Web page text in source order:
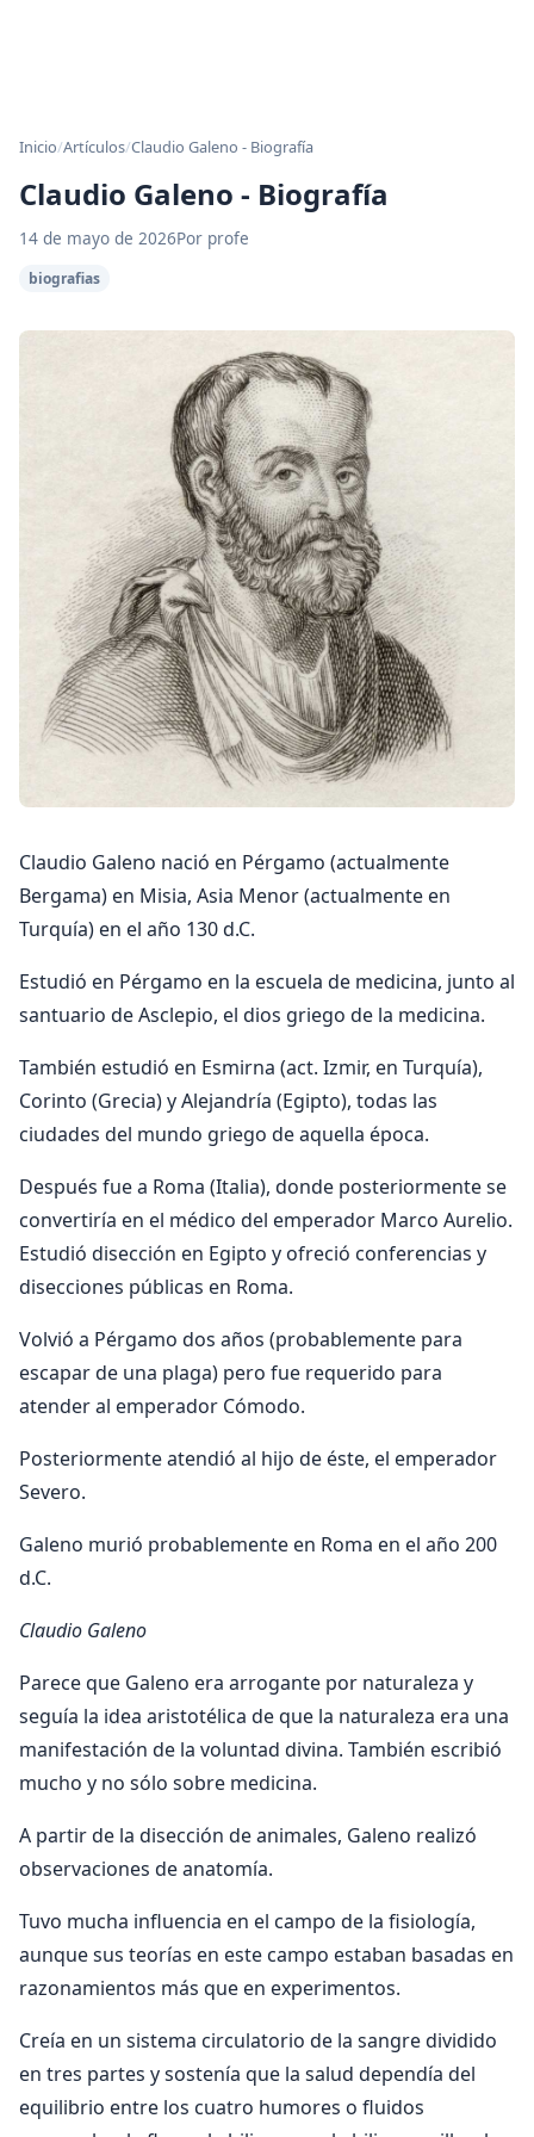
Inicio/Artículos/Claudio Galeno - Biografía
Claudio Galeno - Biografía
14 de mayo de 2026Por profe
biografias
Claudio Galeno nació en Pérgamo (actualmente
Bergama) en Misia, Asia Menor (actualmente en
Turquía) en el año 130 d.C.
Estudió en Pérgamo en la escuela de medicina, junto al
santuario de Asclepio, el dios griego de la medicina.
También estudió en Esmirna (act. Izmir, en Turquía),
Corinto (Grecia) y Alejandría (Egipto), todas las
ciudades del mundo griego de aquella época.
Después fue a Roma (Italia), donde posteriormente se
convertiría en el médico del emperador Marco Aurelio.
Estudió disección en Egipto y ofreció conferencias y
disecciones públicas en Roma.
Volvió a Pérgamo dos años (probablemente para
escapar de una plaga) pero fue requerido para
atender al emperador Cómodo.
Posteriormente atendió al hijo de éste, el emperador
Severo.
Galeno murió probablemente en Roma en el año 200
d.C.
Claudio Galeno
Parece que Galeno era arrogante por naturaleza y
seguía la idea aristotélica de que la naturaleza era una
manifestación de la voluntad divina. También escribió
mucho y no sólo sobre medicina.
A partir de la disección de animales, Galeno realizó
observaciones de anatomía.
Tuvo mucha influencia en el campo de la fisiología,
aunque sus teorías en este campo estaban basadas en
razonamientos más que en experimentos.
Creía en un sistema circulatorio de la sangre dividido
en tres partes y sostenía que la salud dependía del
equilibrio entre los cuatro humores o fluidos